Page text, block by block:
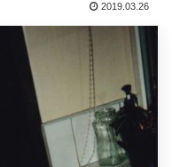
2019.03.26